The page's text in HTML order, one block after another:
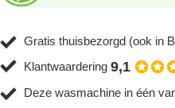
Gratis thuisbezorgd (ook in
Klantwaardering 9,1
Deze wasmachine in één